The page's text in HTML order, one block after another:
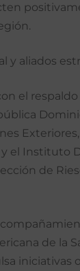
y aliados
el respaldo
el Instituto
de
de la
iniciativas